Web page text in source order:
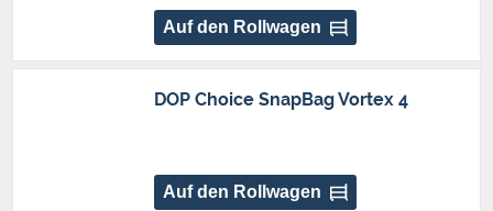
Auf den Rollwagen
DOP Choice SnapBag Vortex 4
Auf den Rollwagen